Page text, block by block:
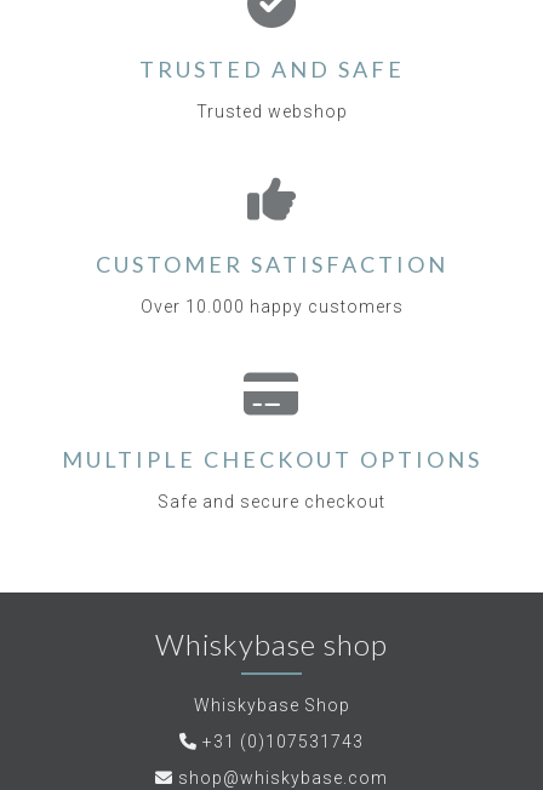
TRUSTED AND SAFE
Trusted webshop
CUSTOMER SATISFACTION
Over 10.000 happy customers
MULTIPLE CHECKOUT OPTIONS
Safe and secure checkout
Whiskybase shop
Whiskybase Shop
+31 (0)107531743
shop@whiskybase.com